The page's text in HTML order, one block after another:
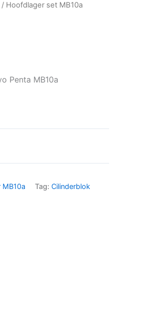
/ Hoofdlager set MB10a
Penta MB10a
MB10a Tag: Cilinderblok